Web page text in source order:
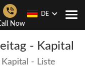
Now
DE
- Kapital
- Liste